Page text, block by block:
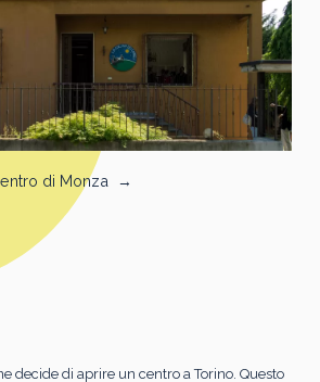
di Monza →
decide di aprire un centro a Torino. Questo